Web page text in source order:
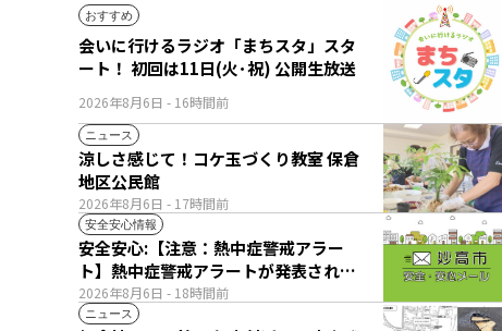
おすすめ
2026年8月6日 - 16時間前
会いに行けるラジオ「まちスタ」スタ
ート！ 初回は11日(火･祝) 公開生放送
ニュース
2026年8月6日 - 17時間前
涼しさ感じて！コケ玉づくり教室 保倉
地区公民館
安全安心情報
2026年8月6日 - 18時間前
安全安心:【注意：熱中症警戒アラー
ト】熱中症警戒アラートが発表されて
います。
ニュース